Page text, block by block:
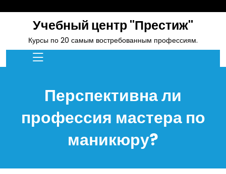
Учебный центр "Престиж"
Курсы по 20 самым востребованным профессиям.
Перспективна ли
профессия мастера по
маникюру?